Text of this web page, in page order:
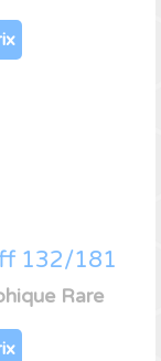
132/181
Rare